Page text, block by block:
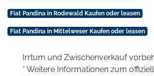
Fiat Pandina in Rodewald Kaufen oder leasen
Fiat Pandina in Mittelweser Kaufen oder leasen
Irrtum und Zwischenverkauf
* Weitere Informationen zum